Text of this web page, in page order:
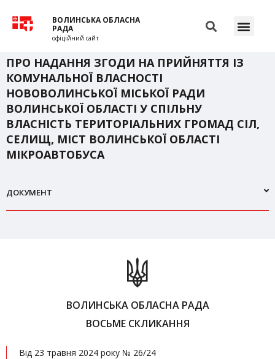
ВОЛИНСЬКА ОБЛАСНА
РАДА
офіційний сайт
ПРО НАДАННЯ ЗГОДИ НА ПРИЙНЯТТЯ ІЗ
КОМУНАЛЬНОЇ ВЛАСНОСТІ
НОВОВОЛИНСЬКОЇ МІСЬКОЇ РАДИ
ВОЛИНСЬКОЇ ОБЛАСТІ У СПІЛЬНУ
ВЛАСНІСТЬ ТЕРИТОРІАЛЬНИХ ГРОМАД СІЛ,
СЕЛИЩ, МІСТ ВОЛИНСЬКОЇ ОБЛАСТІ
МІКРОАВТОБУСА
ДОКУМЕНТ
ВОЛИНСЬКА ОБЛАСНА РАДА
ВОСЬМЕ СКЛИКАННЯ
Від 23 травня 2024 року № 26/24